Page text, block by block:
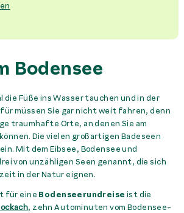
Bodensee
die Füße ins Wasser tauchen und in der
müssen Sie gar nicht weit fahren, denn
traumhafte Orte, an denen Sie am
Die vielen großartigen Badeseen
Mit dem Eibsee, Bodensee und
von unzähligen Seen genannt, die sich
in der Natur eignen.
für eine Bodenseerundreise ist die
, zehn Autominuten vom Bodensee-